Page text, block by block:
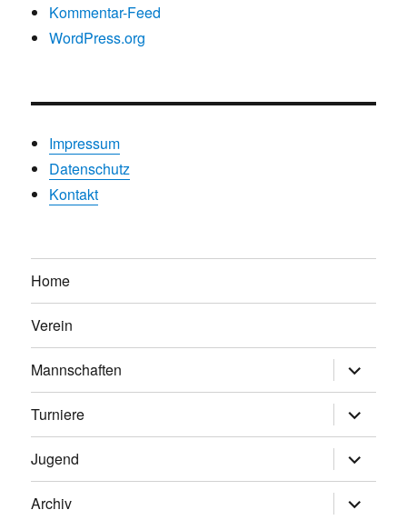
Kommentar-Feed
WordPress.org
Impressum
Datenschutz
Kontakt
Home
Verein
Mannschaften
anzeigen
Turniere
anzeigen
Jugend
anzeigen
Archiv
anzeigen